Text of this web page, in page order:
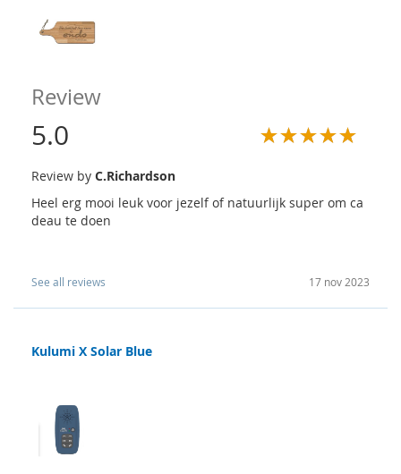
Review
5.0
Review by C.Richardson
Heel erg mooi leuk voor jezelf of natuurlijk super om ca
deau te doen
See all reviews 17 nov 2023
Kulumi X Solar Blue